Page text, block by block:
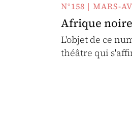
N°158 | MARS-
Afrique
L'objet de ce
théâtre qui